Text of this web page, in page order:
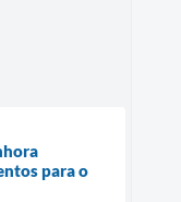
para o